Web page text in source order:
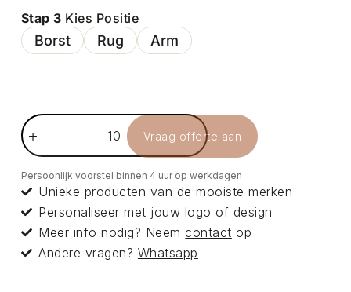
Stap 3 Kies Positie
Borst Rug Arm
Vraag offerte aan
Persoonlijk voorstel binnen 4 uur op werkdagen
Unieke producten van de mooiste merken
Personaliseer met jouw logo of design
Meer info nodig? Neemcontact op
Andere vragen? Whatsapp